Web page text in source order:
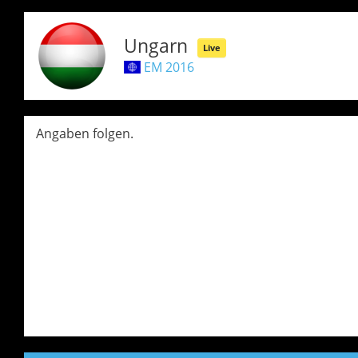
Ungarn Live
EM 2016
Angaben folgen.